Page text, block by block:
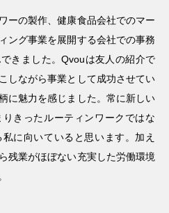
ーの製作、健康食品会社でのマー
ング事業を展開する会社での事務
きました。Qvouは友人の紹介で
しながら事業として成功させてい
に魅力を感じました。常に新しい
きったルーティンワークではな
に向いていると思います。加え
残業がほぼない充実した労働環境